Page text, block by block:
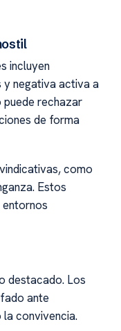
incluyen
y negativa activa a
puede rechazar
de forma
como
Estos
entornos
destacado. Los
ante
convivencia.